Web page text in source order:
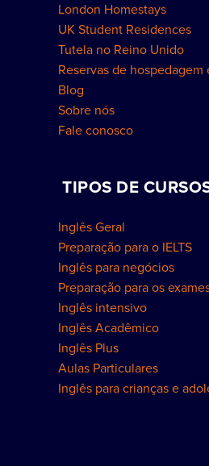
London Homestays
UK Student Residences
Tutela no Reino Unido
Reservas de hospedagem
Blog
Sobre nós
Fale conosco
TIPOS DE
Inglês Geral
Preparação para o IELTS
Inglês para negócios
Preparação para os
Inglês intensivo
Inglês Acadêmico
Inglês Plus
Aulas Particulares
Inglês para crianças e